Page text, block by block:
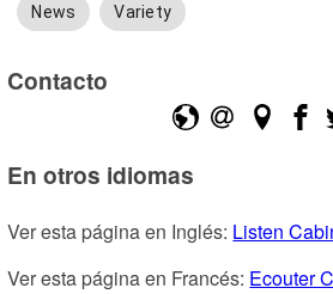
News Variety
Contacto
En otros idiomas
Ver esta página en Inglés: Listen
Ver esta página en Francés: Ecouter